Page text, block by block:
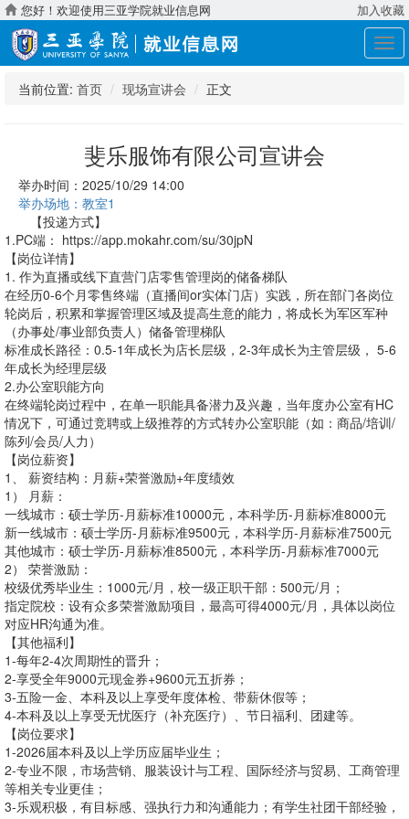
您好！欢迎使用三亚学院就业信息网 加入收藏
展
开
当前位置: 首页 现场宣讲会 正文
斐乐服饰有限公司宣讲会
举办时间：2025/10/29 14:00
举办场地：教室1
【投递方式】
1.PC端： https://app.mokahr.com/su/30jpN
【岗位详情】
1. 作为直播或线下直营门店零售管理岗的储备梯队
在经历0-6个月零售终端（直播间or实体门店）实践，所在部门各岗位
轮岗后，积累和掌握管理区域及提高生意的能力，将成长为军区军种
（办事处/事业部负责人）储备管理梯队
标准成长路径：0.5-1年成长为店长层级，2-3年成长为主管层级， 5-6
年成长为经理层级
2.办公室职能方向
在终端轮岗过程中，在单一职能具备潜力及兴趣，当年度办公室有HC
情况下，可通过竞聘或上级推荐的方式转办公室职能（如：商品/培训/
陈列/会员/人力）
【岗位薪资】
1、 薪资结构：月薪+荣誉激励+年度绩效
1） 月薪：
一线城市：硕士学历-月薪标准10000元，本科学历-月薪标准8000元
新一线城市：硕士学历-月薪标准9500元，本科学历-月薪标准7500元
其他城市：硕士学历-月薪标准8500元，本科学历-月薪标准7000元
2） 荣誉激励：
校级优秀毕业生：1000元/月，校一级正职干部：500元/月；
指定院校：设有众多荣誉激励项目，最高可得4000元/月，具体以岗位
对应HR沟通为准。
【其他福利】
1-每年2-4次周期性的晋升；
2-享受全年9000元现金券+9600元五折券；
3-五险一金、本科及以上享受年度体检、带薪休假等；
4-本科及以上享受无忧医疗（补充医疗）、节日福利、团建等。
【岗位要求】
1-2026届本科及以上学历应届毕业生；
2-专业不限，市场营销、服装设计与工程、国际经济与贸易、工商管理
等相关专业更佳；
3-乐观积极，有目标感、强执行力和沟通能力；有学生社团干部经验，